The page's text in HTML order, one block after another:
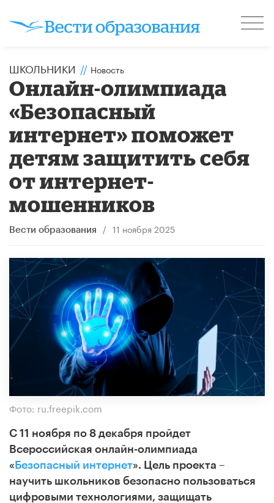
ШКОЛЬНИКИ // Новость
Онлайн-олимпиада
«Безопасный
интернет» поможет
детям защитить себя
от интернет-
мошенников
Вести образования / 11 ноября 2025
Фото: ru.freepik.com
С 11 ноября по 8 декабря пройдет
Всероссийская онлайн-олимпиада
« Безопасный интернет». Цель проекта –
научить школьников безопасно пользоваться
цифровыми технологиями, защищать